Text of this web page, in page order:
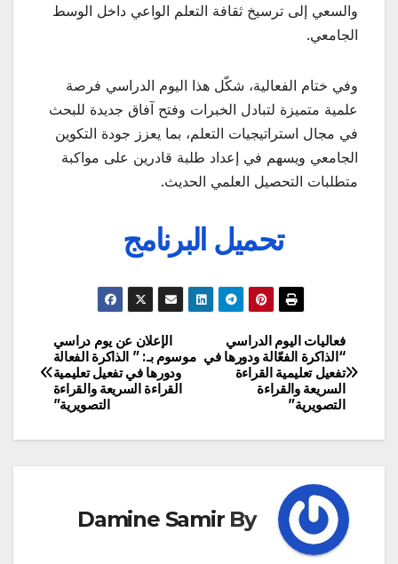
والسعي إلى ترسيخ ثقافة التعلم الواعي داخل الوسط
الجامعي.
وفي ختام الفعالية، شكّل هذا اليوم الدراسي فرصة
علمية متميزة لتبادل الخبرات وفتح آفاق جديدة للبحث
في مجال استراتيجيات التعلم، بما يعزز جودة التكوين
الجامعي ويسهم في إعداد طلبة قادرين على مواكبة
متطلبات التحصيل العلمي الحديث.
تحميل البرنامج
تصفّح
المقالات
الإعلان عن يوم دراسي
موسوم بـ: ” الذاكرة الفعالة
ودورها في تفعيل تعليمية
القراءة السريعة والقراءة
التصويرية”
فعاليات اليوم الدراسي
“الذاكرة الفعّالة ودورها في
تفعيل تعليمية القراءة
السريعة والقراءة
التصويرية”
By
Damine Samir